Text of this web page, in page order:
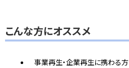
こんな方にオススメ
事業再生・企業再生に携わる方